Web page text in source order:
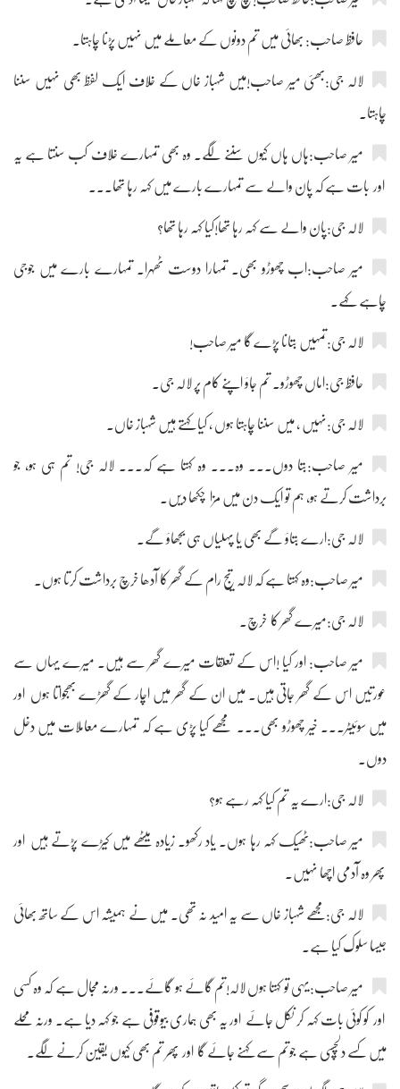
حافظ صاحب: بھائی میں تم دونوں کے معاملے میں نہیں پڑنا چاہتا۔
لالہ جی:بھئی میر صاحب!میں شہباز خاں کے خلاف ایک لفظ بھی نہیں سننا
چاہتا۔
میر صاحب:ہاں ہاں کیوں سننے لگے۔ وہ بھی تمہارے خلاف کب سنتا ہے یہ
اور بات ہے کہ پان والے سے تمہارے بارے میں کہہ رہا تھا۔۔۔
لالہ جی:پان والے سے کہہ رہا تھا!کیا کہہ رہا تھا؟
میر صاحب:اب چھوڑو بھی۔ تمہارا دوست ٹھہرا۔ تمہارے بارے میں جوجی
چاہے کہے۔
لالہ جی:تمہیں بتانا پڑے گا میر صاحب!
حافظ جی:اماں چھوڑو۔ تم جاؤ اپنے کام پر لالہ جی۔
لالہ جی:نہیں ، میں سننا چاہتا ہوں ، کیا کہتے ہیں شہباز خاں۔
میر صاحب:بتا دوں۔۔۔ وہ۔۔۔ وہ کہتا ہے کہ۔۔۔ لالہ جی! تم ہی ہو، جو
برداشت کرتے ہو، ہم تو ایک دن میں مزا چکھا دیں۔
لالہ جی:ارے بتاؤ گے بھی یا پہلیاں ہی بجھاؤ گے۔
میر صاحب:وہ کہتا ہے کہ لالہ تیج رام کے گھر کا آدھا خرچ برداشت کرتا ہوں۔
لالہ جی:میرے گھر کا خرچ۔
میر صاحب: اور کیا !اس کے تعلقات میرے گھر سے ہیں۔ میرے یہاں سے
عورتیں اس کے گھر جاتی ہیں۔ میں ان کے گھر میں اچار کے گھڑے بھجواتا ہوں اور
میں سوئیٹر۔۔۔ خیر چھوڑو بھی۔۔۔ مجھے کیا پڑی ہے کہ تمہارے معاملات میں دخل
دوں۔
لالہ جی:ارے یہ تم کیا کہہ رہے ہو؟
میر صاحب:ٹھیک کہہ رہا ہوں۔ یاد رکھو۔ زیادہ میٹھے میں کیڑے پڑتے ہیں اور
پھر وہ آدمی اچھا نہیں۔
لالہ جی:مجھے شہباز خاں سے یہ امید نہ تھی۔ میں نے ہمیشہ اس کے ساتھ بھائی
جیسا سلوک کیا ہے۔
میر صاحب:یہی تو کہتا ہوں لالہ!تم گائے ہو گائے۔۔۔ ورنہ مجال ہے کہ وہ کسی
اور کو کوئی بات کہہ کر نکل جائے اور یہ بھی ہماری بیوقوفی ہے جو کہہ دیا ہے۔ ورنہ محلے
میں کسے دلچسپی ہے جوتم سے کہنے جائے گا اور پھر تم بھی کیوں یقین کرنے لگے۔